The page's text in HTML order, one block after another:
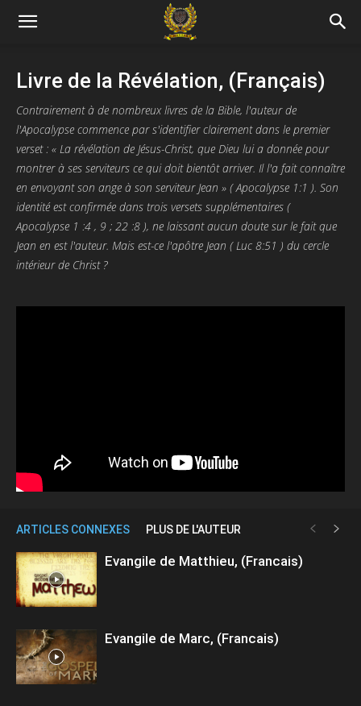
Livre de la Révélation, (Français)
Contrairement à de nombreux livres de la Bible, l'auteur de
l'Apocalypse commence par s'identifier clairement dans le premier
verset : « La révélation de Jésus-Christ, que Dieu lui a donnée pour
montrer à ses serviteurs ce qui doit bientôt arriver. Il l'a fait connaître
en envoyant son ange à son serviteur Jean » ( Apocalypse 1:1 ). Son
identité est confirmée dans trois versets supplémentaires (
Apocalypse 1 :4 , 9 ; 22 :8 ), ne laissant aucun doute sur le fait que
Jean en est l'auteur. Mais est-ce l'apôtre Jean ( Luc 8:51 ) du cercle
intérieur de Christ ?
ARTICLES CONNEXES PLUS DE L'AUTEUR
Evangile de Matthieu, (Francais)
Evangile de Marc, (Francais)